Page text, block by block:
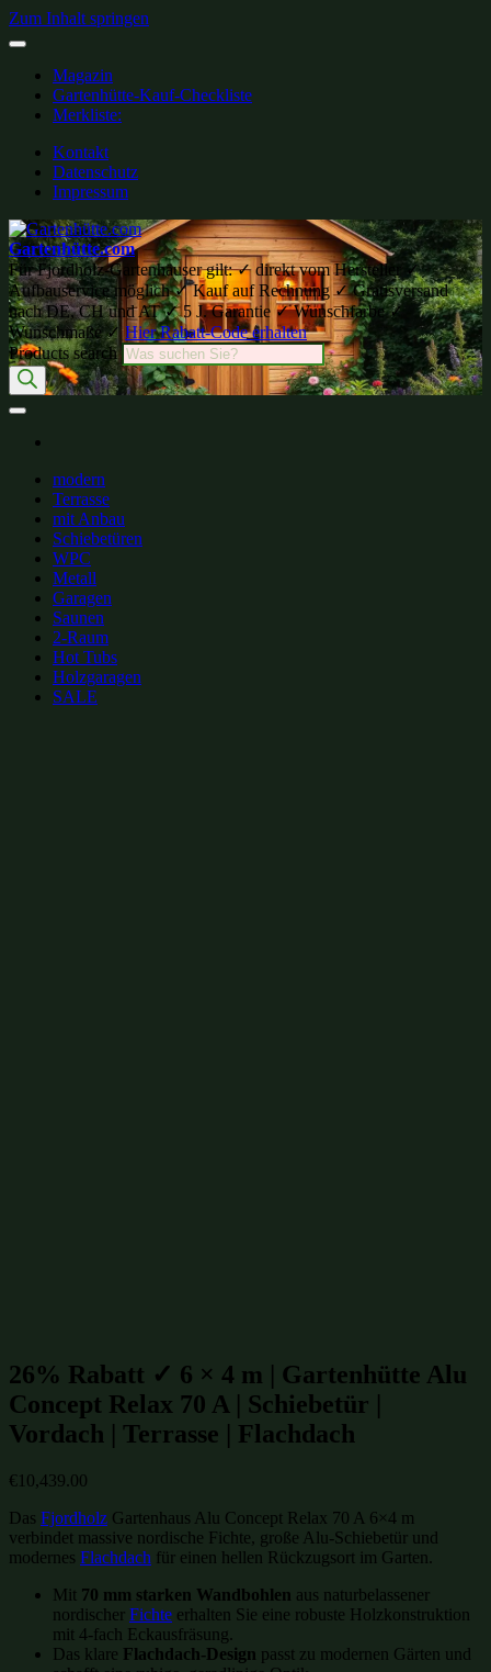
Zum Inhalt springen
Magazin
Gartenhütte-Kauf-Checkliste
Merkliste:
Kontakt
Datenschutz
Impressum
Gartenhütte.com
Für Fjordholz-Gartenhäuser gilt: ✓ direkt vom Hersteller ✓
Aufbauservice möglich ✓ Kauf auf Rechnung ✓ Gratisversand
nach DE, CH und AT ✓ 5 J. Garantie ✓ Wunschfarbe ✓
Wunschmaße ✓Hier Rabatt-Code erhalten
Products search
modern
Terrasse
mit Anbau
Schiebetüren
WPC
Metall
Garagen
Saunen
2-Raum
Hot Tubs
Holzgaragen
SALE
26% Rabatt ✓ 6 × 4 m | Gartenhütte Alu
Concept Relax 70 A | Schiebetür |
Vordach | Terrasse | Flachdach
€ 10,439.00
Das Fjordholz Gartenhaus Alu Concept Relax 70 A 6×4 m
verbindet massive nordische Fichte, große Alu-Schiebetür und
modernes Flachdach für einen hellen Rückzugsort im Garten.
Mit 70 mm starken Wandbohlen aus naturbelassener
nordischer Fichte erhalten Sie eine robuste Holzkonstruktion
mit 4-fach Eckausfräsung.
Das klare Flachdach-Design passt zu modernen Gärten und